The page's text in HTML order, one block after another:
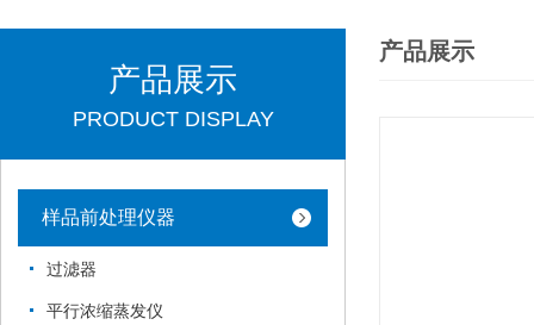
产品展示
PRODUCT DISPLAY
样品前处理仪器
过滤器
平行浓缩蒸发仪
产品展示